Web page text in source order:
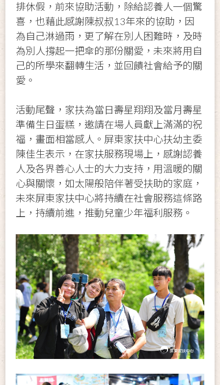
排休假，前來協助活動，除給認養人一個驚
喜，也藉此感謝陳叔叔13年來的協助，因
為自己淋過雨，更了解在別人困難時，及時
為別人撐起一把傘的那份關愛，未來將用自
己的所學來翻轉生活，並回饋社會給予的關
愛。
活動尾聲，家扶為當日壽星翔翔及當月壽星
準備生日蛋糕，邀請在場人員獻上滿滿的祝
福，畫面相當感人。屏東家扶中心扶幼主委
陳佳生表示，在家扶服務現場上，感謝認養
人及各界善心人士的大力支持，用溫暖的關
心與關懷，如太陽般陪伴著受扶助的家庭，
未來屏東家扶中心將持續在社會服務這條路
上，持續前進，推動兒童少年福利服務。